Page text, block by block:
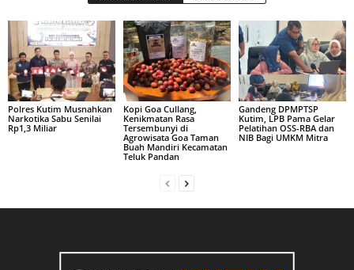
Polres Kutim Musnahkan
Narkotika Sabu Senilai
Rp1,3 Miliar
Kopi Goa Cullang,
Kenikmatan Rasa
Tersembunyi di
Agrowisata Goa Taman
Buah Mandiri Kecamatan
Teluk Pandan
Gandeng DPMPTSP
Kutim, LPB Pama Gelar
Pelatihan OSS-RBA dan
NIB Bagi UMKM Mitra